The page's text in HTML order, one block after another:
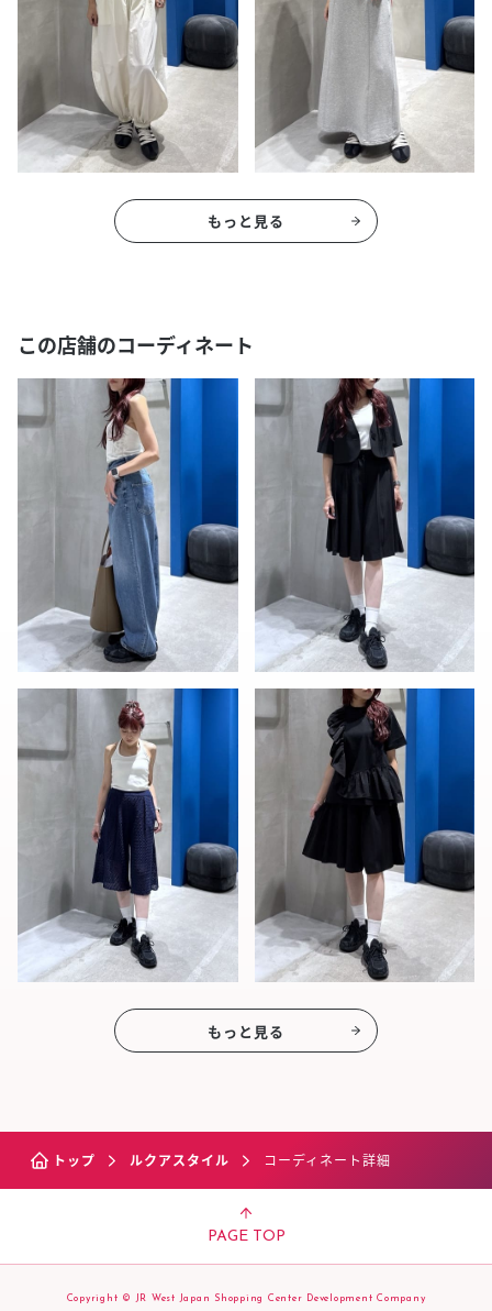
もっと見る
この店舗のコーディネート
もっと見る
トップ ルクアスタイル コーディネート詳細
PAGE TOP
Copyright © JR West Japan Shopping Center Development Company